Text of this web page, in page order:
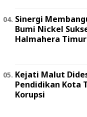
Sinergi
Bumi Nickel
Halmahera
Kejati Malut
Pendidikan Kota
Korupsi